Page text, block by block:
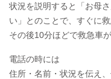
状況を説明すると「お母
い」とのことで、すぐに救
その後10分ほどで救急車
電話の時には
住所・名前・状況を伝え